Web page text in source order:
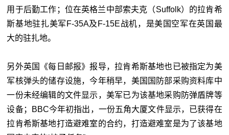
用于后勤工作；位在英格兰中部索夫克（Suffolk）的拉肯希
斯基地驻扎美军F-35A及F-15E战机，是美国空军在英国最
大的驻扎地。
另外英国《每日邮报》报导，拉肯希斯基地也已被指定为美
军核弹头的储存设施，今年稍早，美国国防部采购资料库中
一份未经编辑的文件显示，美军已为该基地采购防弹盾牌等
设备；BBC今年初指出，一份五角大厦文件显示，已获得在
拉肯希斯基地打造避难室的合约，打造避难室是为了该基地